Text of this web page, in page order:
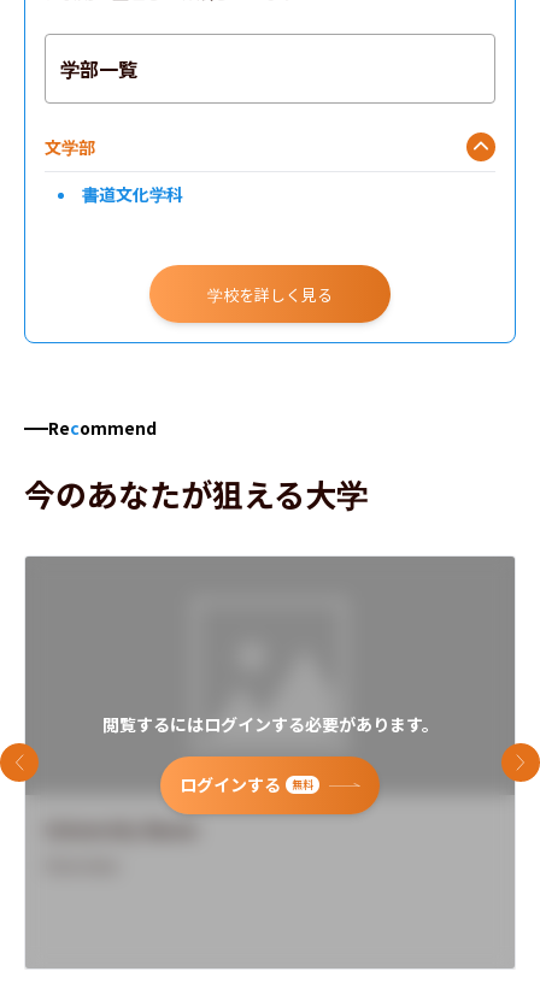
学部一覧
文学部
書道文化学科
学校を詳しく見る
Recommend
今のあなたが狙える大学
閲覧するにはログインする必要があります。
ログインする 無料
前のスライド 次